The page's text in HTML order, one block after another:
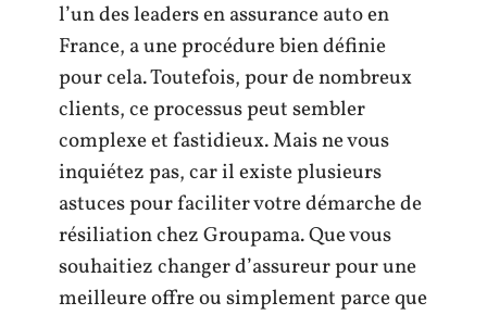
l’un des leaders en assurance auto en
France, a une procédure bien définie
pour cela. Toutefois, pour de nombreux
clients, ce processus peut sembler
complexe et fastidieux. Mais ne vous
inquiétez pas, car il existe plusieurs
astuces pour faciliter votre démarche de
résiliation chez Groupama. Que vous
souhaitiez changer d’assureur pour une
meilleure offre ou simplement parce que